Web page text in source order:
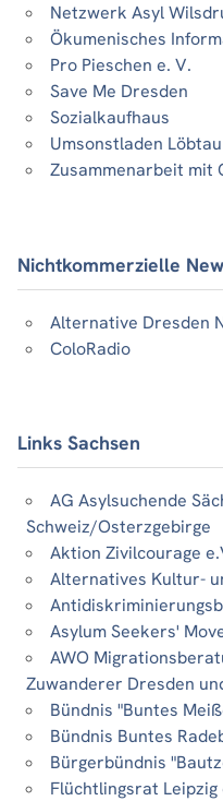
Netzwerk Asyl
Ökumenisches
Pro Pieschen e. V.
Save Me Dresden
Sozialkaufhaus
Umsonstladen Löbtau
Zusammenarbeit mit
Nichtkommerzielle
Alternative Dresden
ColoRadio
Links Sachsen
AG Asylsuchende
Schweiz/Osterzgebirge
Aktion Zivilcourage
Alternatives Kultur-
Asylum Seekers'
AWO
Zuwanderer Dresden
Bündnis "Buntes
Bündnis Buntes
Bürgerbündnis
Flüchtlingsrat Leipzig